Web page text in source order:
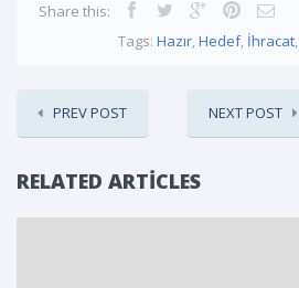
Share this:
Tags: Hazır,Hedef, İhracat,
PREV POST NEXT POST
RELATED ARTICLES